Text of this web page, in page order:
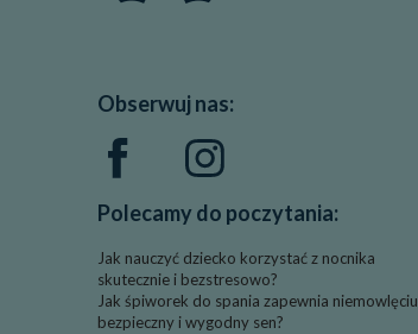
Obserwuj nas:
Polecamy do poczytania:
Jak nauczyć dziecko korzystać z nocnika
skutecznie i bezstresowo?
Jak śpiworek do spania zapewnia niemowlęciu
bezpieczny i wygodny sen?